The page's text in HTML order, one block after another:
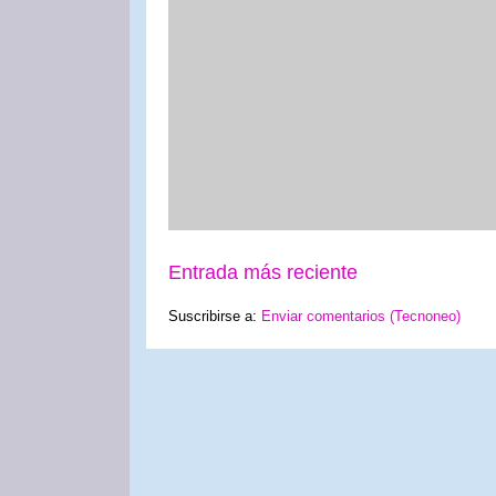
Entrada más reciente
Suscribirse a: Enviar comentarios (Tecnoneo)